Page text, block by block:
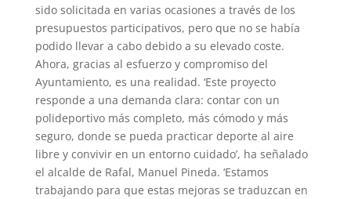
sido solicitada en varias ocasiones a través de los
presupuestos participativos, pero que no se había
podido llevar a cabo debido a su elevado coste.
Ahora, gracias al esfuerzo y compromiso del
Ayuntamiento, es una realidad. ‘Este proyecto
responde a una demanda clara: contar con un
polideportivo más completo, más cómodo y más
seguro, donde se pueda practicar deporte al aire
libre y convivir en un entorno cuidado’, ha señalado
el alcalde de Rafal, Manuel Pineda. ‘Estamos
trabajando para que estas mejoras se traduzcan en